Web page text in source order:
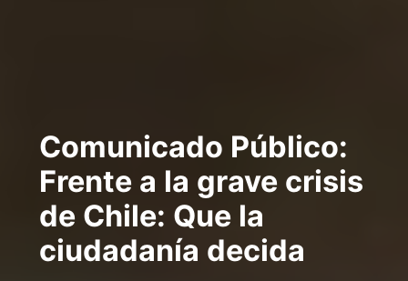
Comunicado Público:
Frente a la grave crisis
de Chile: Que la
ciudadanía decida